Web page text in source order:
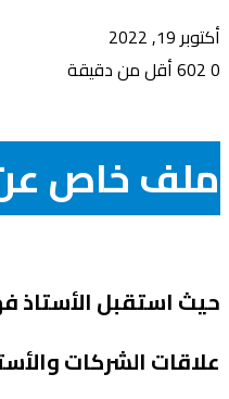
أكتوبر 19, 2022
0
أقل من دقيقة
ملف خاص
حيث استقبل الأستاذ
علاقات الشركات